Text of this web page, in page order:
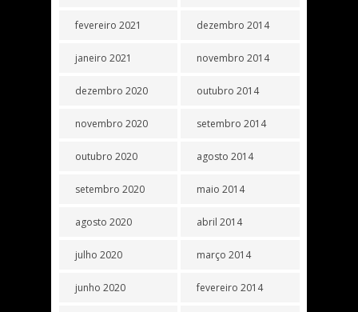
fevereiro 2021
janeiro 2021
dezembro 2020
novembro 2020
outubro 2020
setembro 2020
agosto 2020
julho 2020
junho 2020
dezembro 2014
novembro 2014
outubro 2014
setembro 2014
agosto 2014
maio 2014
abril 2014
março 2014
fevereiro 2014